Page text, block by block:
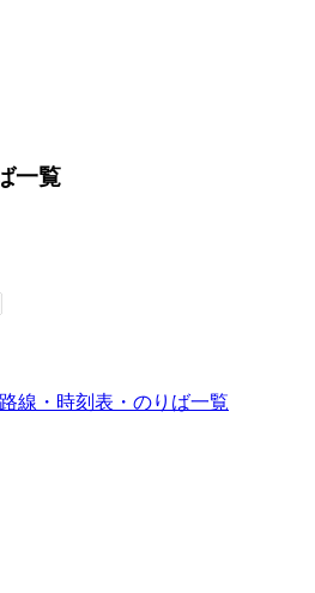
一覧
線・時刻表・のりば一覧